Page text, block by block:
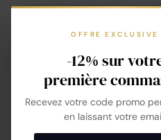
OFFRE EXCLUSIVE
-12% sur
première
Recevez votre code promo
en laissant votre